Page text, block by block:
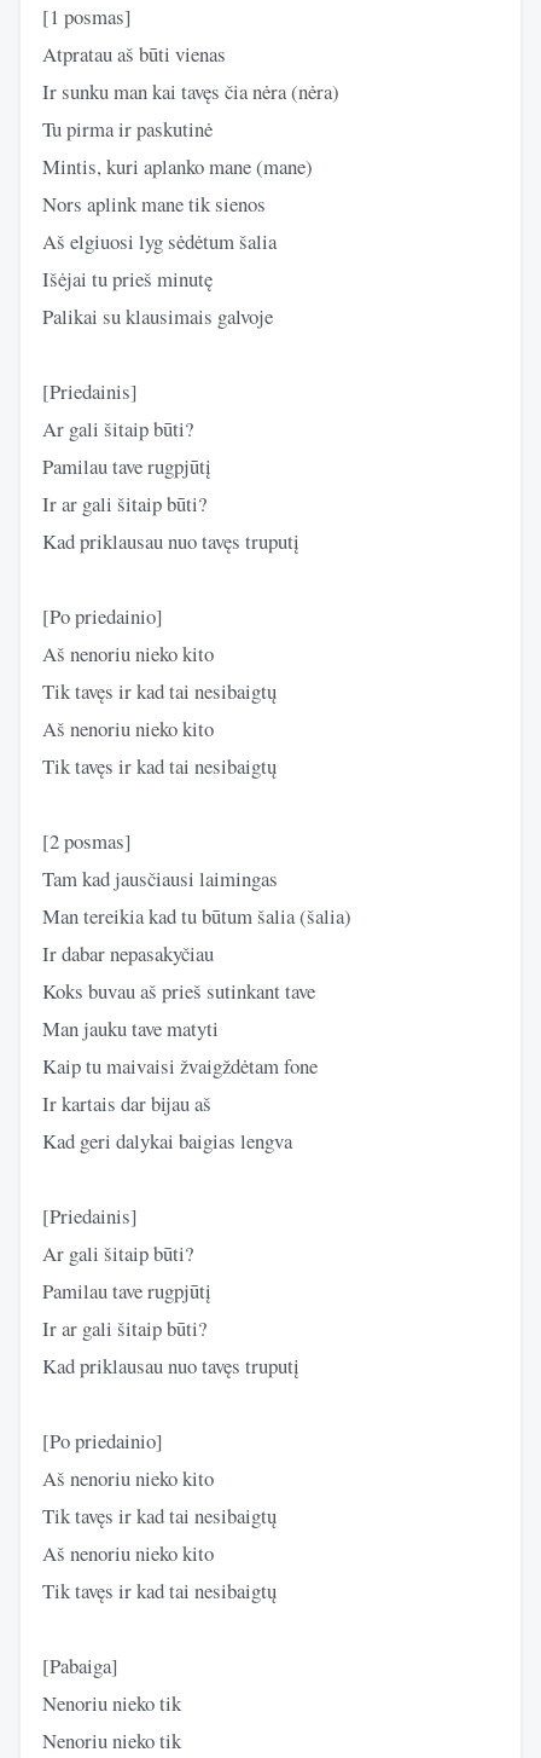
[1 posmas]
Atpratau aš būti vienas
Ir sunku man kai tavęs čia nėra (nėra)
Tu pirma ir paskutinė
Mintis, kuri aplanko mane (mane)
Nors aplink mane tik sienos
Aš elgiuosi lyg sėdėtum šalia
Išėjai tu prieš minutę
Palikai su klausimais galvoje
[Priedainis]
Ar gali šitaip būti?
Pamilau tave rugpjūtį
Ir ar gali šitaip būti?
Kad priklausau nuo tavęs truputį
[Po priedainio]
Aš nenoriu nieko kito
Tik tavęs ir kad tai nesibaigtų
Aš nenoriu nieko kito
Tik tavęs ir kad tai nesibaigtų
[2 posmas]
Tam kad jausčiausi laimingas
Man tereikia kad tu būtum šalia (šalia)
Ir dabar nepasakyčiau
Koks buvau aš prieš sutinkant tave
Man jauku tave matyti
Kaip tu maivaisi žvaigždėtam fone
Ir kartais dar bijau aš
Kad geri dalykai baigias lengva
[Priedainis]
Ar gali šitaip būti?
Pamilau tave rugpjūtį
Ir ar gali šitaip būti?
Kad priklausau nuo tavęs truputį
[Po priedainio]
Aš nenoriu nieko kito
Tik tavęs ir kad tai nesibaigtų
Aš nenoriu nieko kito
Tik tavęs ir kad tai nesibaigtų
[Pabaiga]
Nenoriu nieko tik
Nenoriu nieko tik